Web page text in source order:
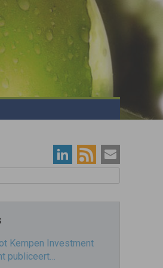
Kempen Investment
publiceert…